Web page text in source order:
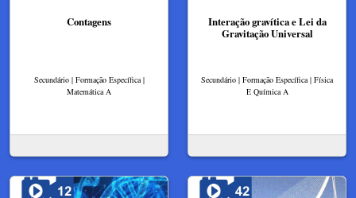
Contagens
Secundário | Formação Específica |
Matemática A
Interação gravítica e Lei da
Gravitação Universal
Secundário | Formação Específica | Física
E Química A